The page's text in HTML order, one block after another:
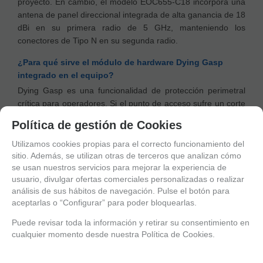
proyecto. En cambio, el modelo EOC655-C18 incorpora una
antena de panel direccional integrada de alta ganancia de 18
dBi en su primera radio de 5 GHz, manteniendo los
conectores de Tipo N en su segunda radio.
¿Para qué sirve el módulo de hardware Dying Gasp
integrado en el equipo?
Dying Gasp es una funcionalidad de protección perimetral
crítica para operadores. Si el punto de acceso sufre un corte
remanente de energía suficiente para mantenerse
encendido durante un margen de 40 ms. En ese instante,
emite una alerta inmediata de auxilio al sistema central
SkyPoint NMS, permitiendo al administrador saber al
segundo que el nodo está caído por un corte energético y no
por una avería del cableado o software.
caja de fábrica?
Política de gestión de Cookies
Utilizamos cookies propias para el correcto funcionamiento del
sitio. Además, se utilizan otras de terceros que analizan cómo
se usan nuestros servicios para mejorar la experiencia de
usuario, divulgar ofertas comerciales personalizadas o realizar
análisis de sus hábitos de navegación. Pulse el botón para
aceptarlas o “Configurar” para poder bloquearlas.
Puede revisar toda la información y retirar su consentimiento en
cualquier momento desde nuestra Política de Cookies.